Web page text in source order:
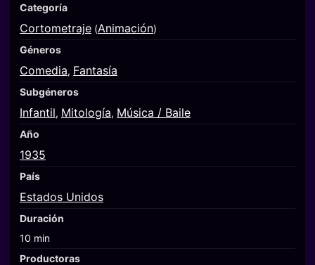
Categoría
Cortometraje (Animación)
Géneros
Comedia, Fantasía
Subgéneros
Infantil, Mitología, Música / Baile
Año
1935
País
Estados Unidos
Duración
10 min
Productoras